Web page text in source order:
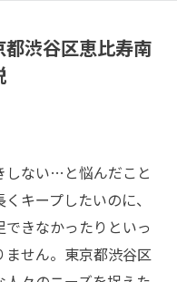
都渋谷区恵比寿南
しない…と悩んだこと
キープしたいのに、
きなかったりといっ
ません。東京都渋谷区